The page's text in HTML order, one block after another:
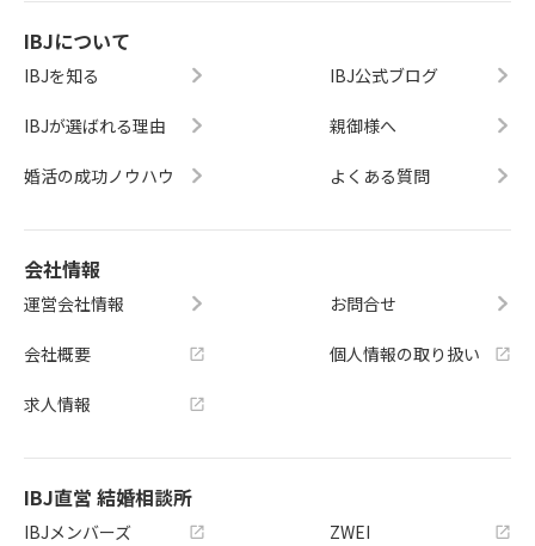
IBJについて
IBJを知る
IBJが選ばれる理由
婚活の成功ノウハウ
IBJ公式ブログ
親御様へ
よくある質問
会社情報
運営会社情報
会社概要
求人情報
お問合せ
個人情報の取り扱い
IBJ直営 結婚相談所
IBJメンバーズ ZWEI